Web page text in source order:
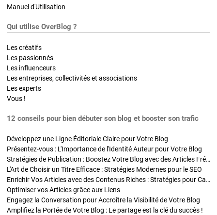
Manuel d'Utilisation
Qui utilise OverBlog ?
Les créatifs
Les passionnés
Les influenceurs
Les entreprises, collectivités et associations
Les experts
Vous !
12 conseils pour bien débuter son blog et booster son trafic
Développez une Ligne Éditoriale Claire pour Votre Blog
Présentez-vous : L'Importance de l'Identité Auteur pour Votre Blog
Stratégies de Publication : Boostez Votre Blog avec des Articles Fréquents et Exclusifs
L'Art de Choisir un Titre Efficace : Stratégies Modernes pour le SEO
Enrichir Vos Articles avec des Contenus Riches : Stratégies pour Captiver et Optimiser
Optimiser vos Articles grâce aux Liens
Engagez la Conversation pour Accroître la Visibilité de Votre Blog
Amplifiez la Portée de Votre Blog : Le partage est la clé du succès !